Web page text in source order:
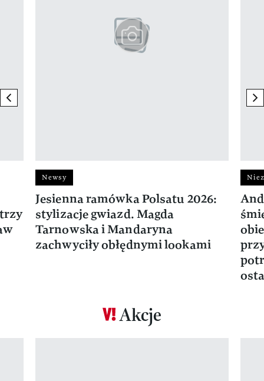
previous element
Newsy
Jesienna ramówka Polsatu 2026:
stylizacje gwiazd. Magda
Tarnowska i Mandaryna
zachwyciły obłędnymi lookami
Akcje